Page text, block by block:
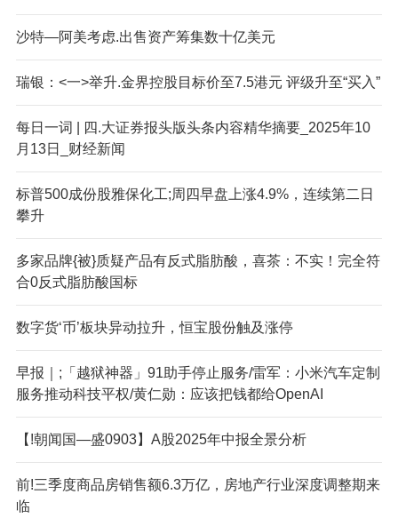
沙特—阿美考虑.出售资产筹集数十亿美元
瑞银：<一>举升.金界控股目标价至7.5港元 评级升至“买入”
每日一词 | 四.大证券报头版头条内容精华摘要_2025年10
月13日_财经新闻
标普500成份股雅保化工;周四早盘上涨4.9%，连续第二日
攀升
多家品牌{被}质疑产品有反式脂肪酸，喜茶：不实！完全符
合0反式脂肪酸国标
数字货‘币’板块异动拉升，恒宝股份触及涨停
早报｜;「越狱神器」91助手停止服务/雷军：小米汽车定制
服务推动科技平权/黄仁勋：应该把钱都给OpenAI
【!朝闻国—盛0903】A股2025年中报全景分析
前!三季度商品房销售额6.3万亿，房地产行业深度调整期来
临